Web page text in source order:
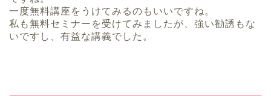
一度無料講座をうけてみるのもいいですね。
私も無料セミナーを受けてみましたが、強い勧誘もな
いですし、有益な講義でした。